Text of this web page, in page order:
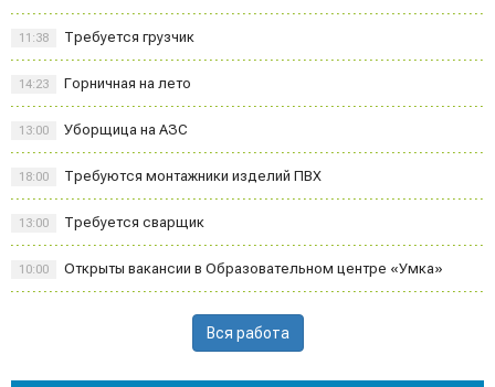
Требуется грузчик
11:38
Горничная на лето
14:23
Уборщица на АЗС
13:00
Требуются монтажники изделий ПВХ
18:00
Требуется сварщик
13:00
Открыты вакансии в Образовательном центре «Умка»
10:00
Вся работа